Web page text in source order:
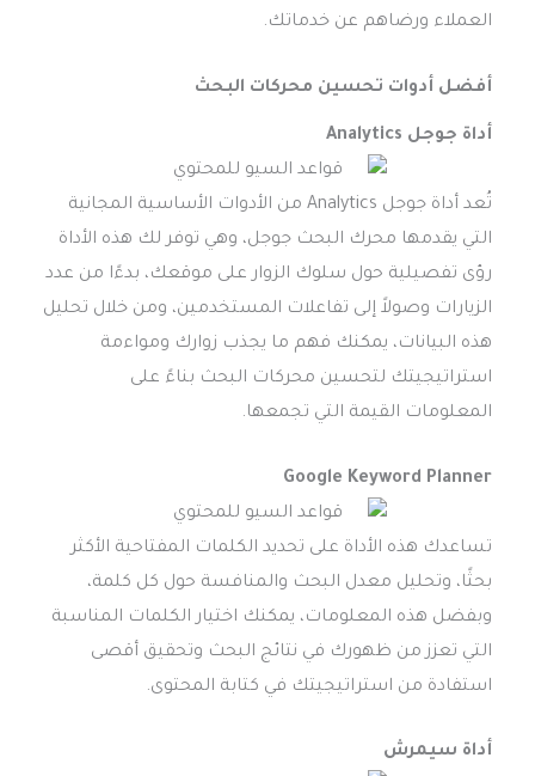
العملاء ورضاهم عن خدماتك.
أفضل أدوات تحسين محركات البحث
أداة جوجل Analytics
تُعد أداة جوجل Analytics من الأدوات الأساسية المجانية
التي يقدمها محرك البحث جوجل، وهي توفر لك هذه الأداة
رؤى تفصيلية حول سلوك الزوار على موقعك، بدءًا من عدد
الزيارات وصولاً إلى تفاعلات المستخدمين، ومن خلال تحليل
هذه البيانات، يمكنك فهم ما يجذب زوارك ومواءمة
استراتيجيتك لتحسين محركات البحث بناءً على
المعلومات القيمة التي تجمعها.
Google Keyword Planner
تساعدك هذه الأداة على تحديد الكلمات المفتاحية الأكثر
بحثًا، وتحليل معدل البحث والمنافسة حول كل كلمة،
وبفضل هذه المعلومات، يمكنك اختيار الكلمات المناسبة
التي تعزز من ظهورك في نتائج البحث وتحقيق أقصى
استفادة من استراتيجيتك في كتابة المحتوى.
أداة سيمرش